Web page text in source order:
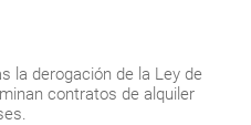
la derogación de la Ley de
contratos de alquiler